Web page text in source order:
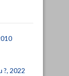
?, 2022